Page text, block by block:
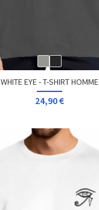
WHITE EYE - T-SHIRT HOMME
24,90 €